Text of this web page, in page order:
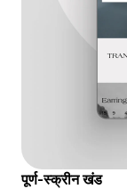
पूर्ण-स्क्रीन खंड